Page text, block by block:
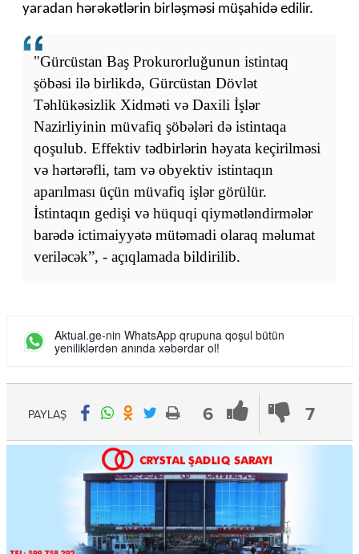
yaradan hərəkətlərin birləşməsi müşahidə edilir.
"Gürcüstan Baş Prokurorluğunun istintaq
şöbəsi ilə birlikdə, Gürcüstan Dövlət
Təhlükəsizlik Xidməti və Daxili İşlər
Nazirliyinin müvafiq şöbələri də istintaqa
qoşulub. Effektiv tədbirlərin həyata keçirilməsi
və hərtərəfli, tam və obyektiv istintaqın
aparılması üçün müvafiq işlər görülür.
İstintaqın gedişi və hüquqi qiymətləndirmələr
barədə ictimaiyyətə mütəmadi olaraq məlumat
veriləcək”, - açıqlamada bildirilib.
Aktual.ge-nin WhatsApp qrupuna qoşul bütün
yeniliklərdən anında xəbərdar ol!
6 7
PAYLAŞ